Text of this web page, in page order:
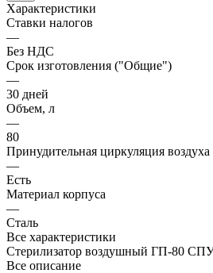
Характеристики
Ставки налогов
—
Без НДС
Срок изготовления ("Общие")
—
30 дней
Объем, л
—
80
Принудительная циркуляция воздуха
—
Есть
Материал корпуса
—
Сталь
Все характеристики
Стерилизатор воздушный ГП-80 СПУ
Все описание